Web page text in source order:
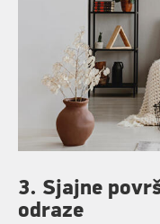
3. Sjajne
odraze